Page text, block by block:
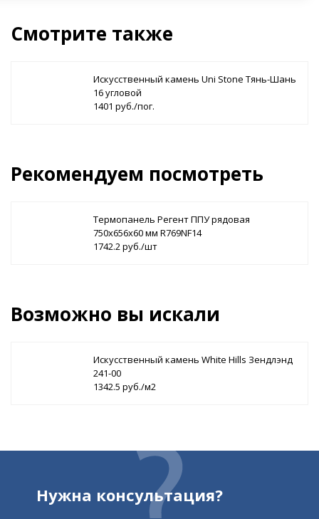
Смотрите также
Искусственный камень Uni Stone Тянь-Шань
16 угловой
1401 руб./пог.
Рекомендуем посмотреть
Термопанель Регент ППУ рядовая
750х656х60 мм R769NF14
1742.2 руб./шт
Возможно вы искали
Искусственный камень White Hills Зендлэнд
241-00
1342.5 руб./м2
Нужна консультация?